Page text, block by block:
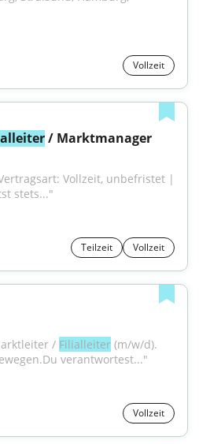
Vollzeit
/ Marktmanager
Vollzeit, unbefristet |
stets..."
Teilzeit Vollzeit
/ Filialleiter (m/w/d).
verantwortest..."
Vollzeit